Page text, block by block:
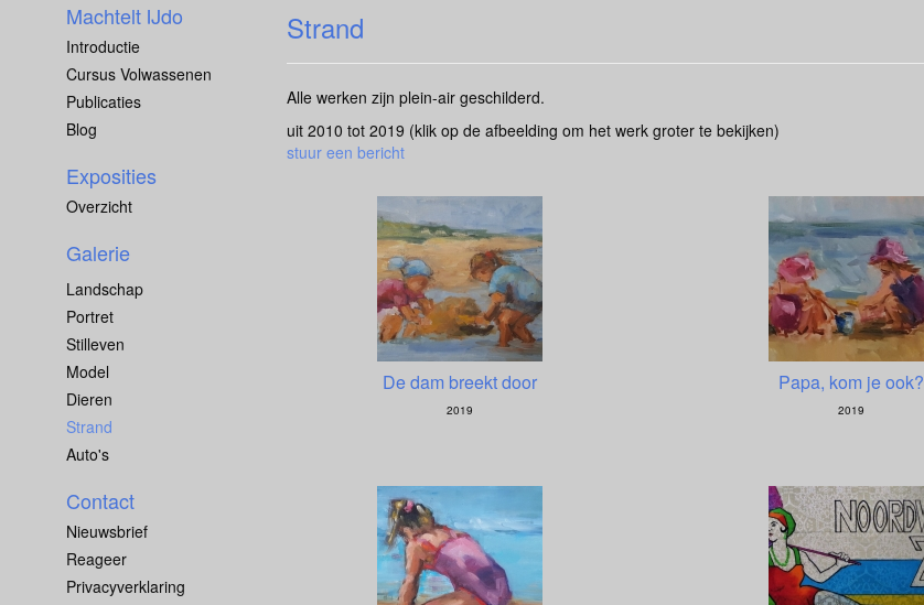
Strand
Alle werken zijn plein-air geschilderd.
uit 2010 tot 2019 (klik op de afbeelding om het werk groter te bekijken)
stuur een bericht
De dam breekt door
2019
Papa, kom je ook?
2019
Machtelt IJdo
Introductie
Cursus Volwassenen
Publicaties
Blog
Exposities
Overzicht
Galerie
Landschap
Portret
Stilleven
Model
Dieren
Strand
Auto's
Contact
Nieuwsbrief
Reageer
Privacyverklaring